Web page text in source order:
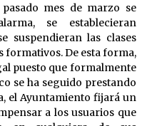
2022
de flamenca?
Feria de Sevilla se
mes de marzo se
se establecieran
suspendieran las clases
formativos. De esta forma,
puesto que formalmente
se ha seguido prestando
el Ayuntamiento fijará un
a los usuarios que